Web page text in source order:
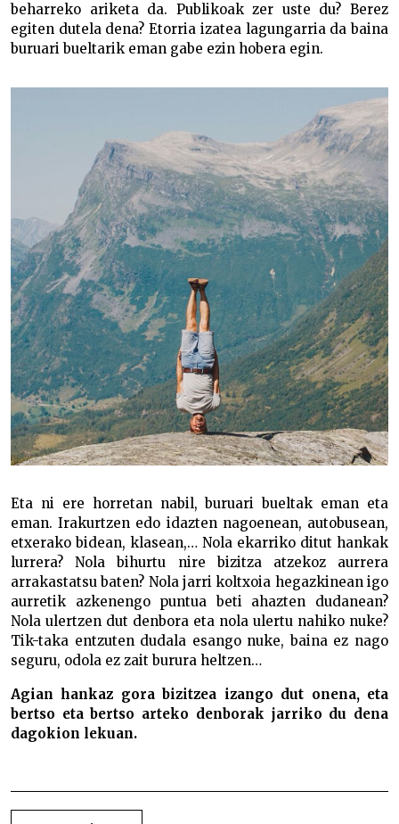
beharreko ariketa da. Publikoak zer uste du? Berez
egiten dutela dena? Etorria izatea lagungarria da baina
buruari bueltarik eman gabe ezin hobera egin.
Eta ni ere horretan nabil, buruari bueltak eman eta
eman. Irakurtzen edo idazten nagoenean, autobusean,
etxerako bidean, klasean,… Nola ekarriko ditut hankak
lurrera? Nola bihurtu nire bizitza atzekoz aurrera
arrakastatsu baten? Nola jarri koltxoia hegazkinean igo
aurretik azkenengo puntua beti ahazten dudanean?
Nola ulertzen dut denbora eta nola ulertu nahiko nuke?
Tik-taka entzuten dudala esango nuke, baina ez nago
seguru, odola ez zait burura heltzen…
Agian hankaz gora bizitzea izango dut onena, eta
bertso eta bertso arteko denborak jarriko du dena
dagokion lekuan.
BIDALKETETAN